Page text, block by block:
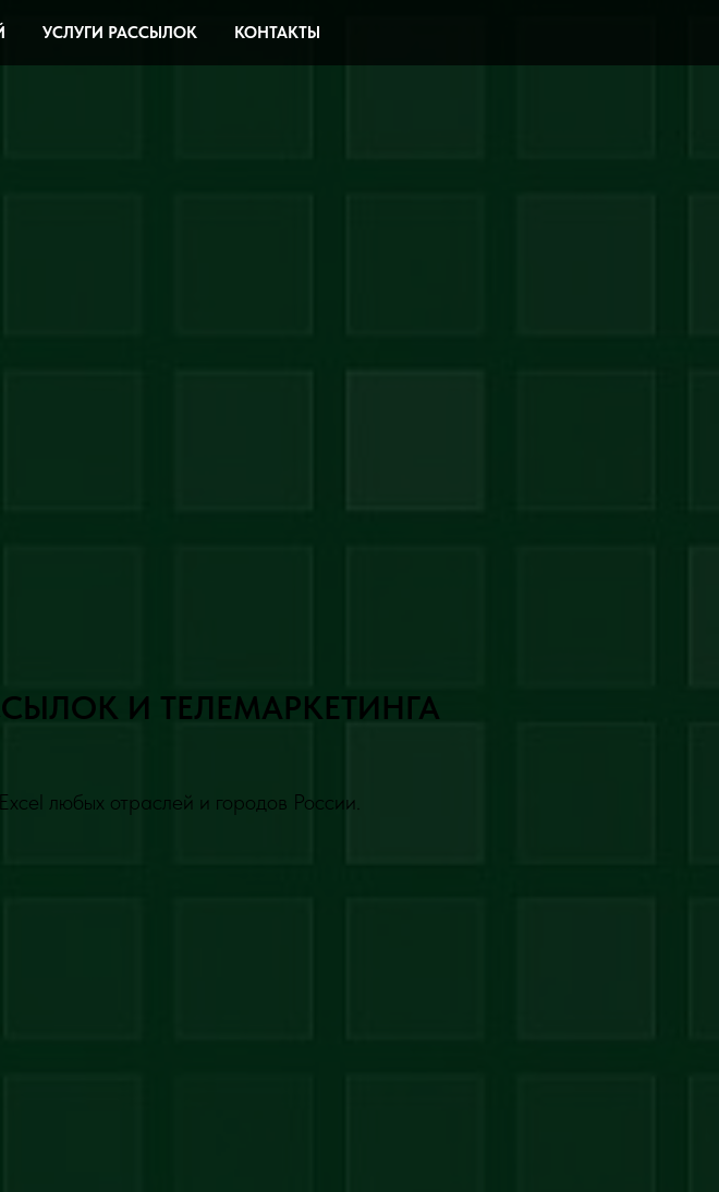
УСЛУГИ РАССЫЛОК КОНТАКТЫ
И ТЕЛЕМАРКЕТИНГА
любых отраслей и городов России.